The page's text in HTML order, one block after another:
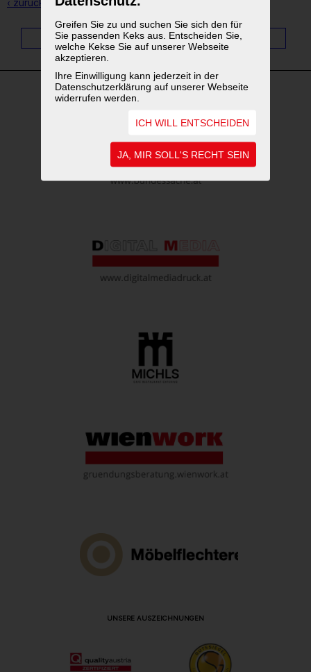
Greifen Sie zu und suchen Sie sich den für
Sie passenden Keks aus. Entscheiden Sie,
welche Kekse Sie auf unserer Webseite
akzeptieren.
Ihre Einwilligung kann jederzeit in der
Datenschutzerklärung auf unserer Webseite
widerrufen werden.
ICH WILL ENTSCHEIDEN
JA, MIR SOLL'S RECHT SEIN
1 ... 4 5 6 7 8 9 10
UNSERE AUSZEICHNUNGEN